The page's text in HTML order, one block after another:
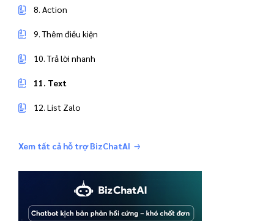
8. Action
9. Thêm điều kiện
10. Trả lời nhanh
11. Text
12. List Zalo
Xem tất cả hỗ trợ BizChatAI